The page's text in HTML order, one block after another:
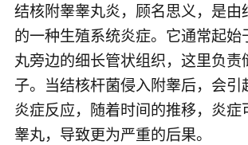
结核附睾睾丸炎，顾名思义，是由
的一种生殖系统炎症。它通常起始
丸旁边的细长管状组织，这里负责
子。当结核杆菌侵入附睾后，会引
炎症反应，随着时间的推移，炎症
睾丸，导致更为严重的后果。